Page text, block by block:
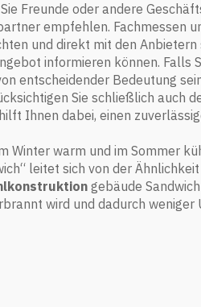
Freunde oder andere
empfehlen. Fachmessen
und direkt mit den
informieren können. Falls
entscheidender Bedeutung
Sie schließlich auch
Ihnen dabei, einen
Winter warm und im Sommer
leitet sich von der
gebäude
wird und dadurch